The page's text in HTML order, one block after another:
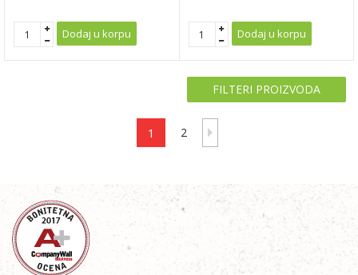
Dodaj u korpu Dodaj u korpu
FILTERI PROIZVODA
1 2